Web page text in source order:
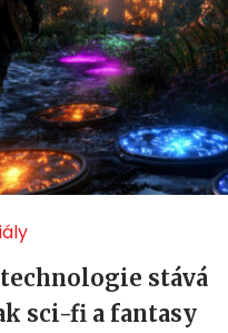
stává
sci-fi a fantasy